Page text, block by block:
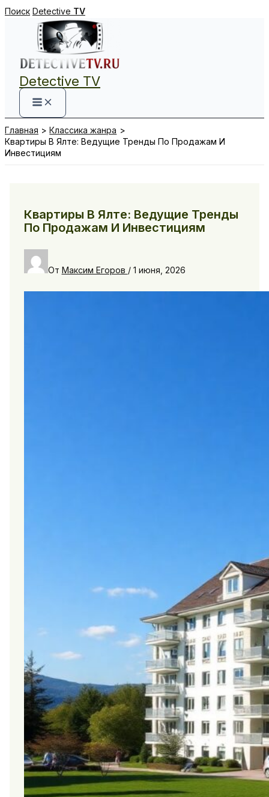
Перейти
содержимому
Поиск Detective TV
Detective TV
Главная
Классика жанра
Квартиры В Ялте: Ведущие Тренды По Продажам И
Инвестициям
Квартиры В Ялте: Ведущие Тренды
По Продажам И Инвестициям
От Максим Егоров / 1 июня, 2026